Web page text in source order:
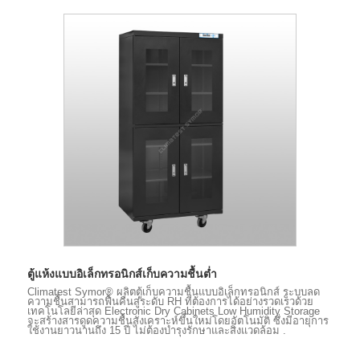
ตู้แห้งแบบอิเล็กทรอนิกส์เก็บความชื้นต่ำ
Climatest Symor® ผลิตตู้เก็บความชื้นแบบอิเล็กทรอนิกส์ ระบบลด
ความชื้นสามารถฟื้นคืนสู่ระดับ RH ที่ต้องการได้อย่างรวดเร็วด้วย
เทคโนโลยีล่าสุด Electronic Dry Cabinets Low Humidity Storage
จะสร้างสารดูดความชื้นสังเคราะห์ขึ้นใหม่โดยอัตโนมัติ ซึ่งมีอายุการ
ใช้งานยาวนานถึง 15 ปี ไม่ต้องบำรุงรักษาและสิ่งแวดล้อม .